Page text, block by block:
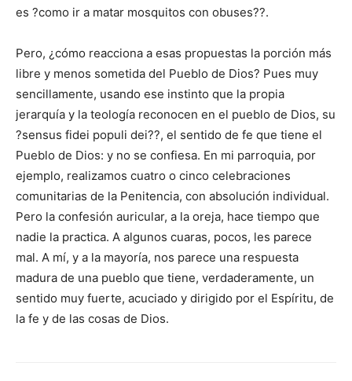
es ?como ir a matar mosquitos con obuses??.
Pero, ¿cómo reacciona a esas propuestas la porción más
libre y menos sometida del Pueblo de Dios? Pues muy
sencillamente, usando ese instinto que la propia
jerarquía y la teología reconocen en el pueblo de Dios, su
?sensus fidei populi dei??, el sentido de fe que tiene el
Pueblo de Dios: y no se confiesa. En mi parroquia, por
ejemplo, realizamos cuatro o cinco celebraciones
comunitarias de la Penitencia, con absolución individual.
Pero la confesión auricular, a la oreja, hace tiempo que
nadie la practica. A algunos cuaras, pocos, les parece
mal. A mí, y a la mayoría, nos parece una respuesta
madura de una pueblo que tiene, verdaderamente, un
sentido muy fuerte, acuciado y dirigido por el Espíritu, de
la fe y de las cosas de Dios.